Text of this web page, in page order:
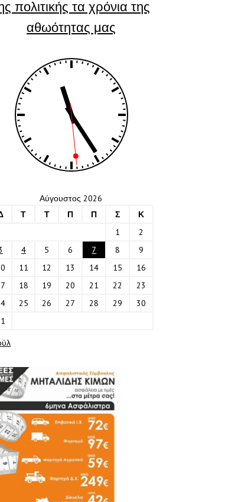
πολιτικής τα χρόνια της
αθωότητας μας
Αύγουστος 2026
Τ Τ Π Π Σ
Κ
1
2
4 5 6 7 8
9
11 12 13 14 15
16
18 19 20 21 22
23
25 26 27 28 29
30